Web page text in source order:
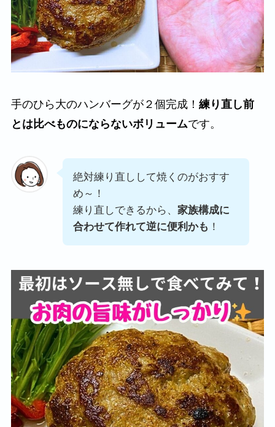
手のひら大のハンバーグが２個完成！ 練り直し前
とは比べものにならないボリュームです。
絶対練り直しして焼くのがおすす
め～！
練り直しできるから、 家族構成に
合わせて作れて逆に便利かも ！